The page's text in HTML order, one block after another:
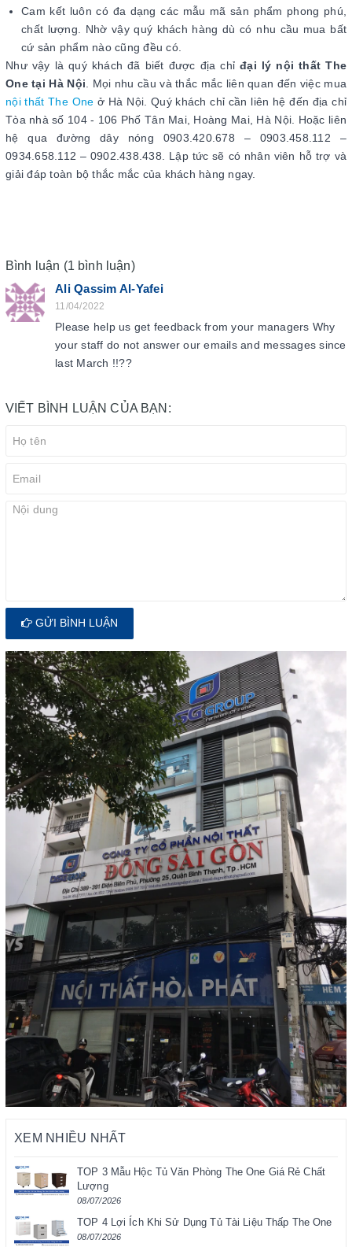
Cam kết luôn có đa dạng các mẫu mã sản phẩm phong phú,
chất lượng. Nhờ vậy quý khách hàng dù có nhu cầu mua bất
cứ sản phẩm nào cũng đều có.
Như vậy là quý khách đã biết được địa chỉđại lý nội thất The
One tại Hà Nội . Mọi nhu cầu và thắc mắc liên quan đến việc mua
nội thất The One ở Hà Nội. Quý khách chỉ cần liên hệ đến địa chỉ
Tòa nhà số 104 - 106 Phố Tân Mai, Hoàng Mai, Hà Nội. Hoặc liên
hệ qua đường dây nóng 0903.420.678 – 0903.458.112 –
0934.658.112 – 0902.438.438. Lập tức sẽ có nhân viên hỗ trợ và
giải đáp toàn bộ thắc mắc của khách hàng ngay.
Bình luận (1 bình luận)
Ali Qassim Al-Yafei
11/04/2022
Please help us get feedback from your managers Why
your staff do not answer our emails and messages since
last March !!??
VIẾT BÌNH LUẬN CỦA BẠN:
GỬI BÌNH LUẬN
XEM NHIỀU NHẤT
TOP 3 Mẫu Hộc Tủ Văn Phòng The One Giá Rẻ Chất
Lượng
08/07/2026
TOP 4 Lợi Ích Khi Sử Dụng Tủ Tài Liệu Thấp The One
08/07/2026